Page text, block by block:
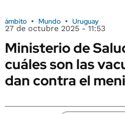
ámbito Mundo Uruguay
27 de octubre 2025 - 11:53
Ministerio de
cuáles son las
dan contra el